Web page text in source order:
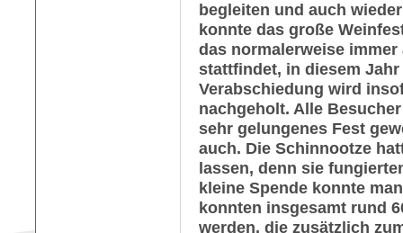
begleiten und auch
konnte das große
das normalerweise
stattfindet, in diesem
Verabschiedung wird
nachgeholt. Alle
sehr gelungenes Fest
auch. Die Schinnootze
lassen, denn sie
kleine Spende konnte
konnten insgesamt rund
werden, die zusätzlich